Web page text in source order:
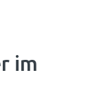
im